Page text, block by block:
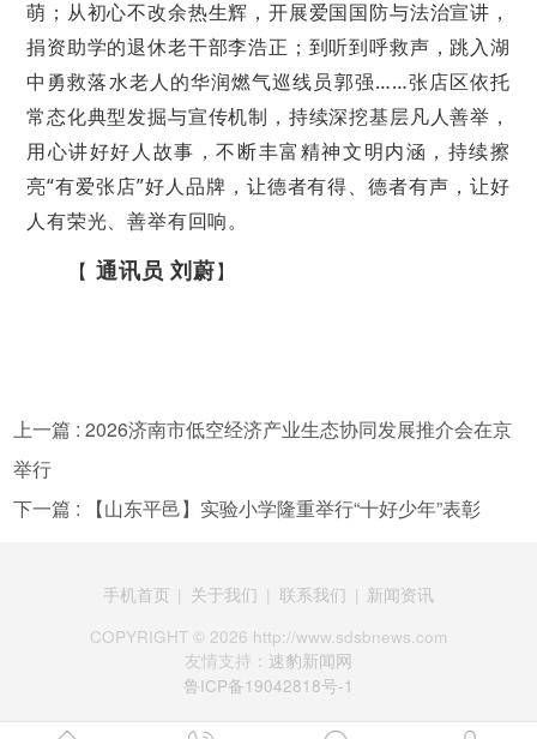
萌；从初心不改余热生辉，开展爱国国防与法治宣讲，
捐资助学的退休老干部李浩正；到听到呼救声，跳入湖
中勇救落水老人的华润燃气巡线员郭强……张店区依托
常态化典型发掘与宣传机制，持续深挖基层凡人善举，
用心讲好好人故事，不断丰富精神文明内涵，持续擦
亮“有爱张店”好人品牌，让德者有得、德者有声，让好
人有荣光、善举有回响。
【 通讯员 刘蔚】
上一篇 : 2026济南市低空经济产业生态协同发展推介会在京
举行
下一篇 : 【山东平邑】实验小学隆重举行“十好少年”表彰
手机首页 | 关于我们 | 联系我们 | 新闻资讯
COPYRIGHT © 2026 http://www.sdsbnews.com
友情支持： 速豹新闻网
鲁ICP备19042818号-1